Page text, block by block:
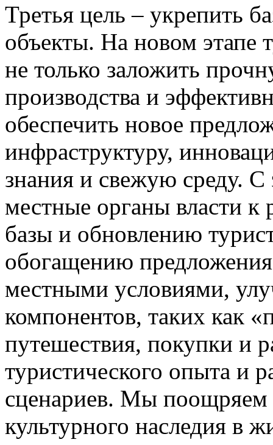
Третья цель – укрепить
объекты. На новом этапе
не только заложить
производства и
обеспечить новое
инфраструктуру,
знания и свежую среду.
местные органы власти
базы и обновлению
обогащению
местными условиями,
компонентов, таких как
путешествия, покупки и
туристического опыта и
сценариев. Мы поощряем
культурного наследия в